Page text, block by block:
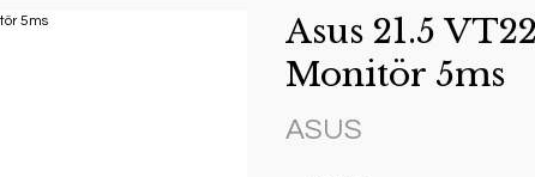
Asus 21.5
Monitör 5ms
ASUS